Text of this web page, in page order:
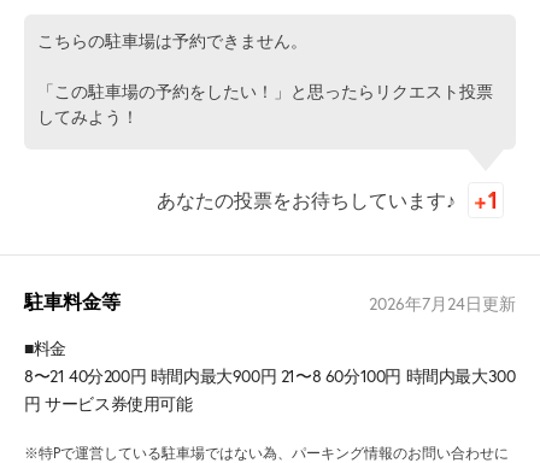
こちらの駐車場は予約できません。
「この駐車場の予約をしたい！」と思ったらリクエスト投票
してみよう！
あなたの投票をお待ちしています♪
駐車料金等 2026年7月24日更新
■料金
8〜21 40分200円 時間内最大900円 21〜8 60分100円 時間内最大300
円 サービス券使用可能
※特Pで運営している駐車場ではない為、パーキング情報のお問い合わせに